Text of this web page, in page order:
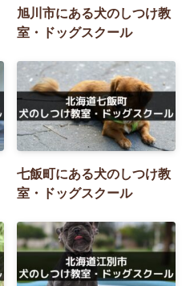
旭川市にある犬のしつけ教
室・ドッグスクール
七飯町にある犬のしつけ教
室・ドッグスクール